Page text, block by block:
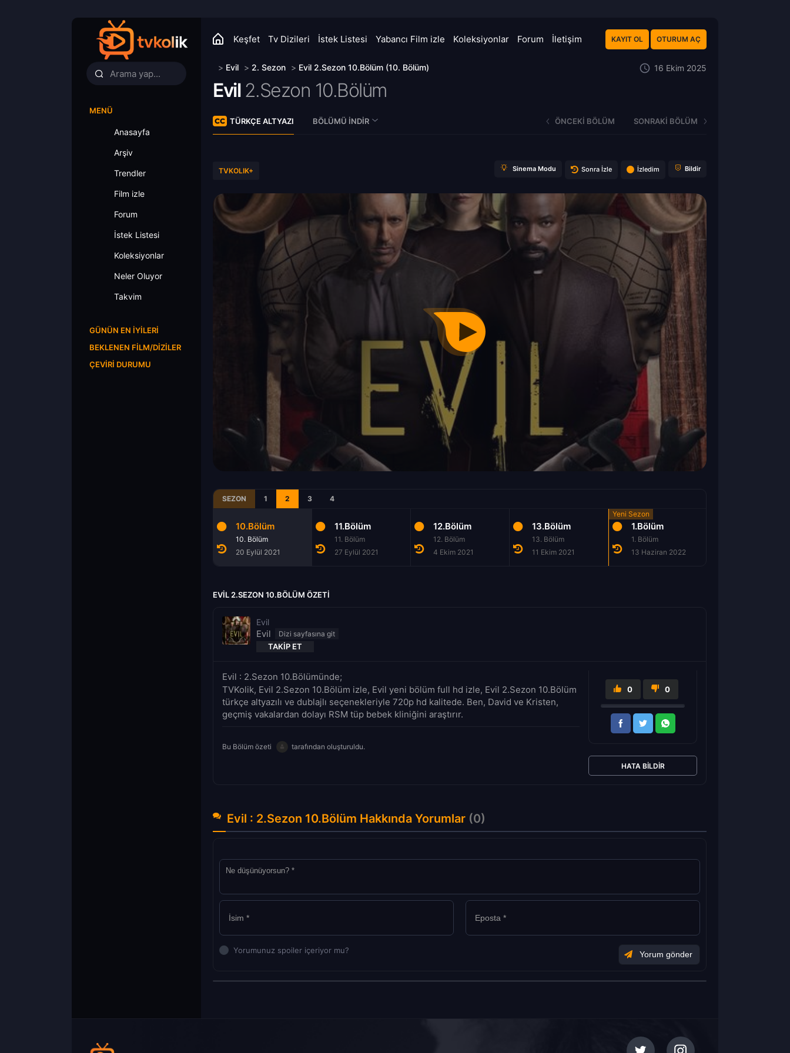
Keşfet Tv Dizileri İstek Listesi Yabancı Film izle Koleksiyonlar Forum İletişim KAYIT OL OTURUM AÇ
MENÜ
Anasayfa
Arşiv
Trendler
Film izle
Forum
İstek Listesi
Koleksiyonlar
Neler Oluyor
Takvim
GÜNÜN EN İYILERI
BEKLENEN FILM/DIZILER
ÇEVIRI DURUMU
> Evil > 2. Sezon > Evil 2.Sezon 10.Bölüm (10. Bölüm) 16 Ekim 2025
Evil 2.Sezon 10.Bölüm
TÜRKÇE ALTYAZI BÖLÜMÜ İNDIR ÖNCEKI BÖLÜM SONRAKI BÖLÜM
TVKOLIK+ Sinema Modu Sonra İzle İzledim Bildir
SEZON 1 2 3 4
10.Bölüm
10. Bölüm
20 Eylül 2021
11.Bölüm
11. Bölüm
27 Eylül 2021
12.Bölüm
12. Bölüm
4 Ekim 2021
13.Bölüm
13. Bölüm
11 Ekim 2021
1.Bölüm
1. Bölüm
13 Haziran 2022
EVIL 2.SEZON 10.BÖLÜM ÖZETI
Evil
Evil
TAKIP ET
Evil : 2.Sezon 10.Bölümünde;
TVKolik, Evil 2.Sezon 10.Bölüm izle, Evil yeni bölüm full hd izle, Evil 2.Sezon 10.Bölüm
türkçe altyazılı ve dublajlı seçenekleriyle 720p hd kalitede. Ben, David ve Kristen,
geçmiş vakalardan dolayı RSM tüp bebek kliniğini araştırır.
Bu Bölüm özeti tarafından oluşturuldu.
0 0
HATA BILDIR
Evil : 2.Sezon 10.Bölüm Hakkında Yorumlar (0)
Yorumunuz spoiler içeriyor mu?